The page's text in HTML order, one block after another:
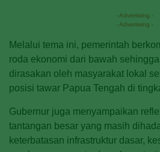
- Advertising -
- Advertising -
Melalui tema ini, pemerintah
roda ekonomi dari bawah
dirasakan oleh masyarakat lokal
posisi tawar Papua Tengah di
Gubernur juga menyampaikan
tantangan besar yang masih
keterbatasan infrastruktur dasar,